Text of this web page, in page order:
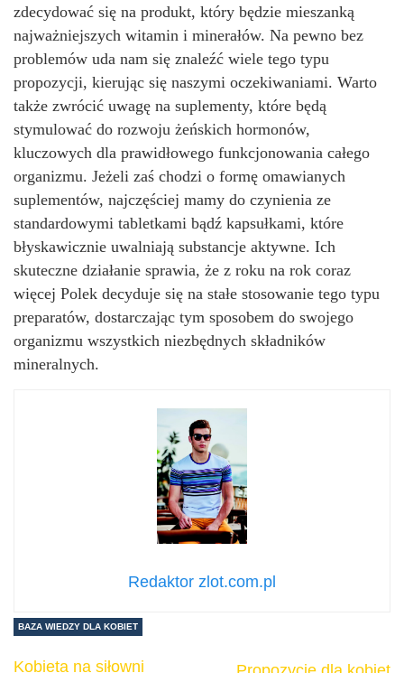
zdecydować się na produkt, który będzie mieszanką
najważniejszych witamin i minerałów. Na pewno bez
problemów uda nam się znaleźć wiele tego typu
propozycji, kierując się naszymi oczekiwaniami. Warto
także zwrócić uwagę na suplementy, które będą
stymulować do rozwoju żeńskich hormonów,
kluczowych dla prawidłowego funkcjonowania całego
organizmu. Jeżeli zaś chodzi o formę omawianych
suplementów, najczęściej mamy do czynienia ze
standardowymi tabletkami bądź kapsułkami, które
błyskawicznie uwalniają substancje aktywne. Ich
skuteczne działanie sprawia, że z roku na rok coraz
więcej Polek decyduje się na stałe stosowanie tego typu
preparatów, dostarczając tym sposobem do swojego
organizmu wszystkich niezbędnych składników
mineralnych.
Redaktor zlot.com.pl
BAZA WIEDZY DLA KOBIET
Kobieta na siłowni